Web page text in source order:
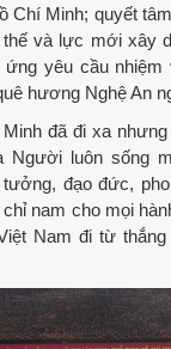
Chí Minh; quyết
thế và lực mới xây
ứng yêu cầu
hương Nghệ An
đã đi xa nhưng
Người luôn sống
đạo đức,
chỉ nam cho mọi
Nam đi từ